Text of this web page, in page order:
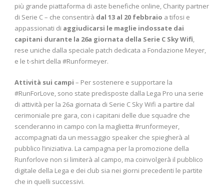
più grande piattaforma di aste benefiche online, Charity partner
di Serie C – che consentirà dal 13 al 20 febbraio a tifosi e
appassionati di aggiudicarsi le maglie indossate dai
capitani durante la 26a giornata della Serie C Sky Wifi,
rese uniche dalla speciale patch dedicata a Fondazione Meyer,
e le t-shirt della #Runformeyer.
Attività sui campi – Per sostenere e supportare la
#RunForLove, sono state predisposte dalla Lega Pro una serie
di attività per la 26a giornata di Serie C Sky Wifi a partire dal
cerimoniale pre gara, con i capitani delle due squadre che
scenderanno in campo con la maglietta #runformeyer,
accompagnati da un messaggio speaker che spiegherà al
pubblico l’iniziativa. La campagna per la promozione della
Runforlove non si limiterà al campo, ma coinvolgerà il pubblico
digitale della Lega e dei club sia nei giorni precedenti le partite
che in quelli successivi.